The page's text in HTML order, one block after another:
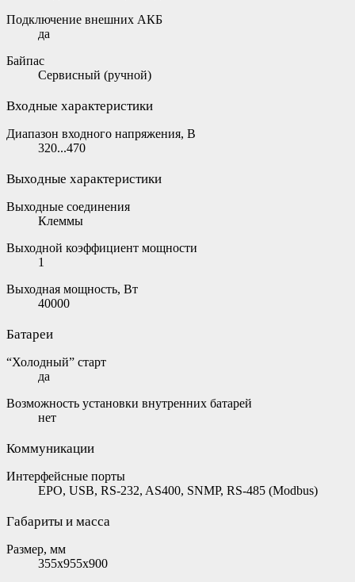
Подключение внешних АКБ
да
Байпас
Сервисный (ручной)
Входные характеристики
Диапазон входного напряжения, В
320...470
Выходные характеристики
Выходные соединения
Клеммы
Выходной коэффициент мощности
1
Выходная мощность, Вт
40000
Батареи
“Холодный” старт
да
Возможность установки внутренних батарей
нет
Коммуникации
Интерфейсные порты
EPO, USB, RS-232, AS400, SNMP, RS-485 (Modbus)
Габариты и масса
Размер, мм
355х955х900